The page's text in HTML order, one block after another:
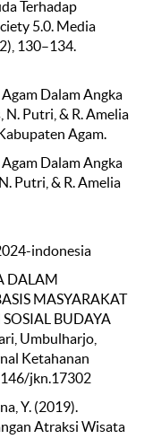
Terhadap
5.0. Media
130–134.
Dalam Angka
N. Putri, & R. Amelia
Agam.
Dalam Angka
Putri, & R. Amelia
indonesia
DALAM
MASYARAKAT
BUDAYA
Umbulharjo,
Ketahanan
jkn.17302
Y. (2019).
Atraksi Wisata